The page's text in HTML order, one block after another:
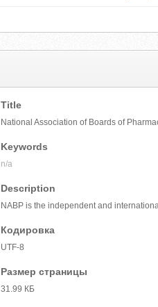
Title
National Association of Boards of
Keywords
n/a
Description
NABP is the independent and
Кодировка
UTF-8
Размер страницы
31.99 КБ